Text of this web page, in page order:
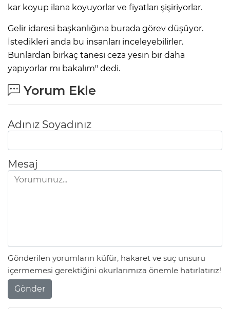
kar koyup ilana koyuyorlar ve fiyatları şişiriyorlar.
Gelir idaresi başkanlığına burada görev düşüyor.
İstedikleri anda bu insanları inceleyebilirler.
Bunlardan birkaç tanesi ceza yesin bir daha
yapıyorlar mı bakalım" dedi.
Yorum Ekle
Adınız Soyadınız
Mesaj
Gönderilen yorumların küfür, hakaret ve suç unsuru
içermemesi gerektiğini okurlarımıza önemle hatırlatırız!
Gönder